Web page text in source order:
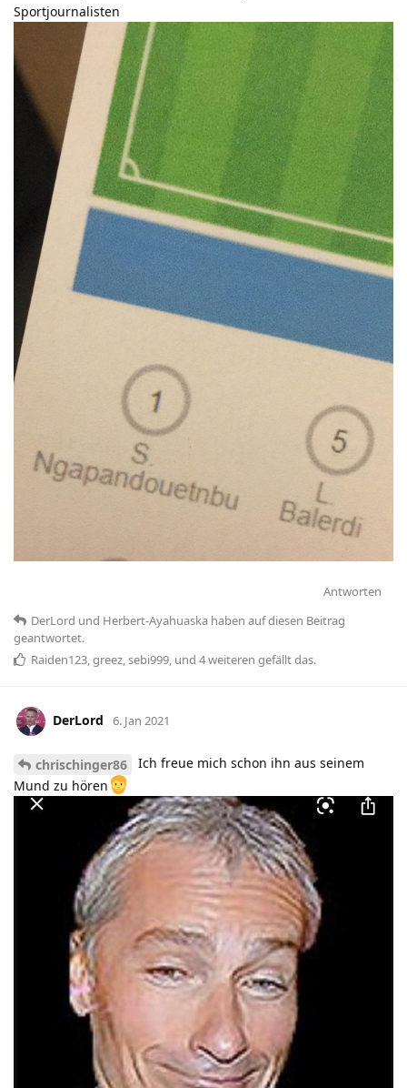
Sportjournalisten
Antworten
DerLord und Herbert-Ayahuaska haben auf diesen Beitrag
geantwortet.
Raiden123,greez,sebi999, und 4weiteren gefällt das.
DerLord 6. Jan 2021
chrischinger86
Ich freue mich schon ihn aus seinem
Mund zu hören